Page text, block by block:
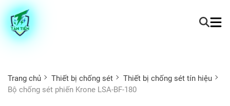
Trang chủ Thiết bị chống sét
Thiết bị chống sét tín hiệu
Bộ chống sét phiến Krone LSA-BF-180